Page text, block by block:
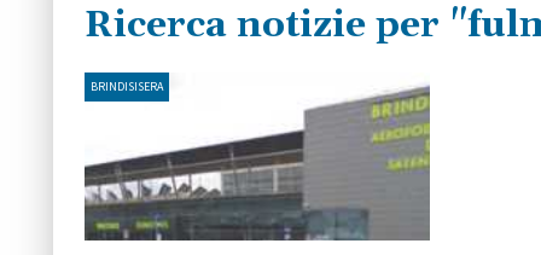
Ricerca notizie per
BRINDISISERA